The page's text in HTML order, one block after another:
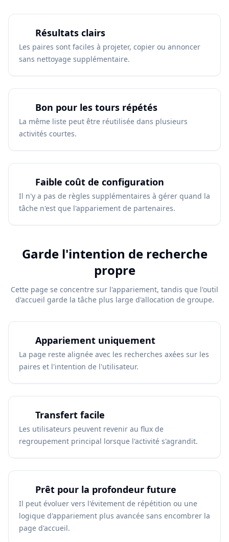
Résultats clairs
Les paires sont faciles à projeter, copier ou annoncer
sans nettoyage supplémentaire.
Bon pour les tours répétés
La même liste peut être réutilisée dans plusieurs
activités courtes.
Faible coût de configuration
Il n'y a pas de règles supplémentaires à gérer quand la
tâche n'est que l'appariement de partenaires.
Garde l'intention de recherche
propre
Cette page se concentre sur l'appariement, tandis que l'outil
d'accueil garde la tâche plus large d'allocation de groupe.
Appariement uniquement
La page reste alignée avec les recherches axées sur les
paires et l'intention de l'utilisateur.
Transfert facile
Les utilisateurs peuvent revenir au flux de
regroupement principal lorsque l'activité s'agrandit.
Prêt pour la profondeur future
Il peut évoluer vers l'évitement de répétition ou une
logique d'appariement plus avancée sans encombrer la
page d'accueil.